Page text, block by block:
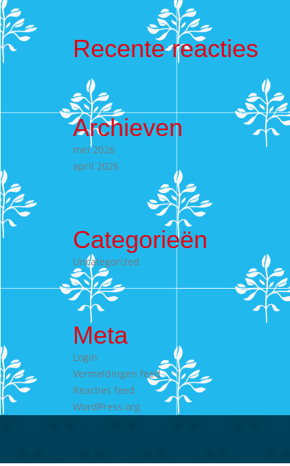
Recente reacties
Archieven
mei 2026
april 2026
Categorieën
Uncategorized
Meta
Login
Vermeldingen feed
Reacties feed
WordPress.org